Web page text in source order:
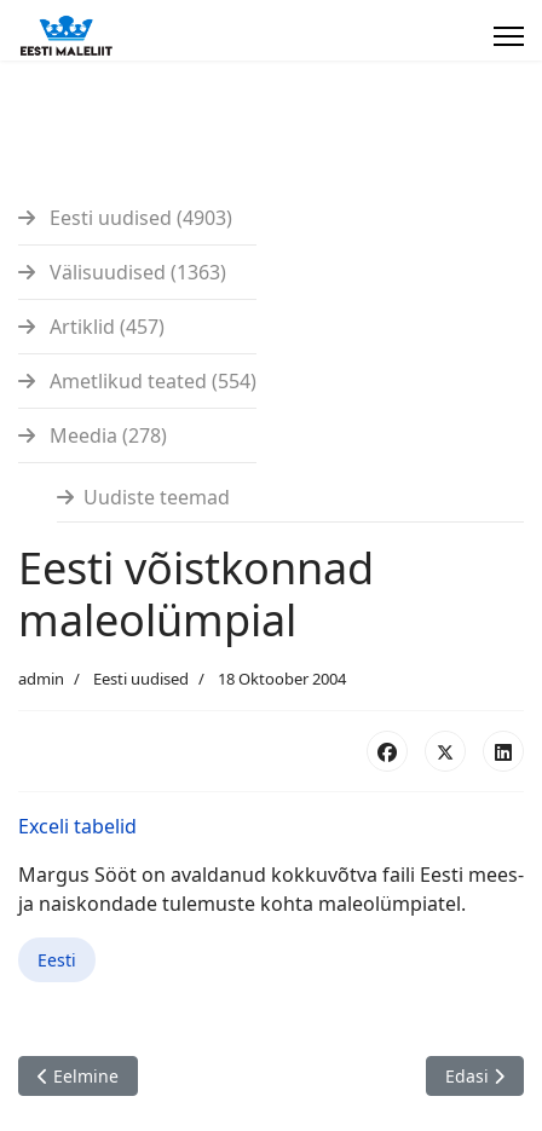
Eesti uudised (4903)
Välisuudised (1363)
Artiklid (457)
Ametlikud teated (554)
Meedia (278)
Uudiste teemad
Eesti võistkonnad
maleolümpial
admin Eesti uudised 18 Oktoober 2004
Exceli tabelid
Margus Sööt on avaldanud kokkuvõtva faili Eesti mees-
ja naiskondade tulemuste kohta maleolümpiatel.
Eesti
Eelmine artikkel: 3. Hillar Hanssoo mälestusvõistlus, 22.10.
Eelmine Järgmine
Edasi